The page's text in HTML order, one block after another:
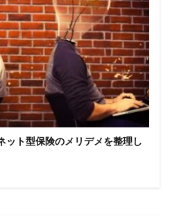
ット型保険のメリデメを整理し